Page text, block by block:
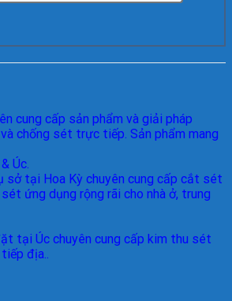
cung cấp sản phẩm và giải pháp
chống sét trực tiếp. Sản phẩm mang
Úc.
sở tại Hoa Kỳ chuyên cung cấp cắt sét
ứng dụng rộng rãi cho nhà ở, trung
tại Úc chuyên cung cấp kim thu sét
địa..